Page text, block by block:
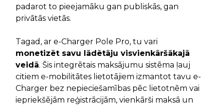
padarot to pieejamāku gan publiskās, gan
privātās vietās.
Tagad, ar e-Charger Pole Pro, tu vari
monetizēt savu lādētāju visvienkāršākajā
veidā. Šis integrētais maksājumu sistēma ļauj
citiem e-mobilitātes lietotājiem izmantot tavu e-
Charger bez nepieciešamības pēc lietotnēm vai
iepriekšējām reģistrācijām, vienkārši maksā un